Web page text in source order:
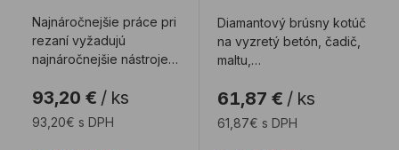
Najnáročnejšie práce pri
rezaní vyžadujú
najnáročnejšie nástroje a
EVOLUTION PR ...
93,20 € / ks
93,20€ s DPH
Diamantový brúsny kotúč
na vyzretý betón, čadič,
maltu,
prefabrikované tehly, v ...
61,87 € / ks
61,87€ s DPH